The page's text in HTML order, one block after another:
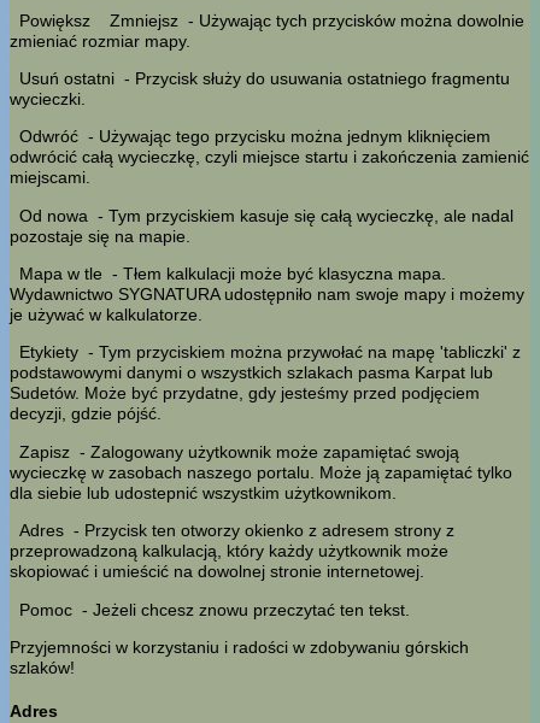
Powiększ
Zmniejsz - Używając tych przycisków można dowolnie
zmieniać rozmiar mapy.
Usuń ostatni - Przycisk służy do usuwania ostatniego fragmentu
wycieczki.
Odwróć - Używając tego przycisku można jednym kliknięciem
odwrócić całą wycieczkę, czyli miejsce startu i zakończenia zamienić
miejscami.
Od nowa - Tym przyciskiem kasuje się całą wycieczkę, ale nadal
pozostaje się na mapie.
Mapa w tle - Tłem kalkulacji może być klasyczna mapa.
Wydawnictwo SYGNATURA udostępniło nam swoje mapy i możemy
je używać w kalkulatorze.
Etykiety - Tym przyciskiem można przywołać na mapę 'tabliczki' z
podstawowymi danymi o wszystkich szlakach pasma Karpat lub
Sudetów. Może być przydatne, gdy jesteśmy przed podjęciem
decyzji, gdzie pójść.
Zapisz - Zalogowany użytkownik może zapamiętać swoją
wycieczkę w zasobach naszego portalu. Może ją zapamiętać tylko
dla siebie lub udostepnić wszystkim użytkownikom.
Adres - Przycisk ten otworzy okienko z adresem strony z
przeprowadzoną kalkulacją, który każdy użytkownik może
skopiować i umieścić na dowolnej stronie internetowej.
Pomoc - Jeżeli chcesz znowu przeczytać ten tekst.
Przyjemności w korzystaniu i radości w zdobywaniu górskich
szlaków!
Adres